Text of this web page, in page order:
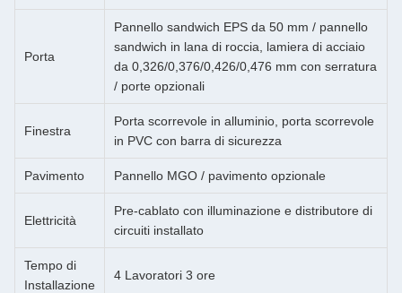
Porta
Pannello sandwich EPS da 50 mm / pannello
sandwich in lana di roccia, lamiera di acciaio
da 0,326/0,376/0,426/0,476 mm con serratura
/ porte opzionali
Finestra
Porta scorrevole in alluminio, porta scorrevole
in PVC con barra di sicurezza
Pavimento Pannello MGO / pavimento opzionale
Elettricità
Pre-cablato con illuminazione e distributore di
circuiti installato
Tempo di
Installazione
4 Lavoratori 3 ore